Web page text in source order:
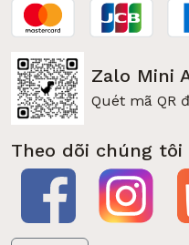
Zalo Mini
Quét mã QR
Theo dõi chúng tôi